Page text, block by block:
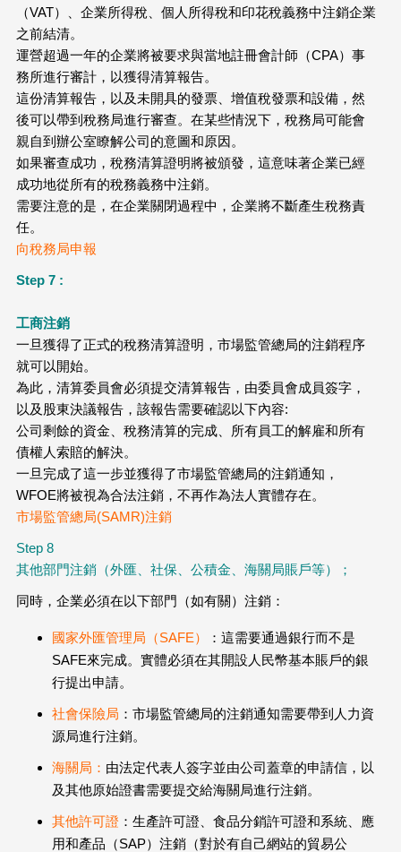
（VAT）、企業所得稅、個人所得稅和印花稅義務中注銷企業
之前結清。
運營超過一年的企業將被要求與當地註冊會計師（CPA）事
務所進行審計，以獲得清算報告。
這份清算報告，以及未開具的發票、增值稅發票和設備，然
後可以帶到稅務局進行審查。在某些情況下，稅務局可能會
親自到辦公室瞭解公司的意圖和原因。
如果審查成功，稅務清算證明將被頒發，這意味著企業已經
成功地從所有的稅務義務中注銷。
需要注意的是，在企業關閉過程中，企業將不斷產生稅務責
任。
向稅務局申報
Step 7 :
工商注銷
一旦獲得了正式的稅務清算證明，市場監管總局的注銷程序
就可以開始。
為此，清算委員會必須提交清算報告，由委員會成員簽字，
以及股東決議報告，該報告需要確認以下內容:
公司剩餘的資金、稅務清算的完成、所有員工的解雇和所有
債權人索賠的解決。
一旦完成了這一步並獲得了市場監管總局的注銷通知，
WFOE將被視為合法注銷，不再作為法人實體存在。
市場監管總局(SAMR)注銷
Step 8
其他部門注銷（外匯、社保、公積金、海關局賬戶等）；
同時，企業必須在以下部門（如有關）注銷：
國家外匯管理局（SAFE）
：這需要通過銀行而不是
SAFE來完成。實體必須在其開設人民幣基本賬戶的銀
行提出申請。
社會保險局 ：市場監管總局的注銷通知需要帶到人力資
源局進行注銷。
海關局： 由法定代表人簽字並由公司蓋章的申請信，以
及其他原始證書需要提交給海關局進行注銷。
其他許可證：生產許可證、食品分銷許可證和系統、應
用和產品（SAP）注銷（對於有自己網站的貿易公